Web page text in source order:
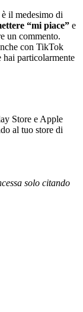
il medesimo di
“mi piace” e
un commento.
con TikTok
hai particolarmente
Store e Apple
al tuo store di
solo citando